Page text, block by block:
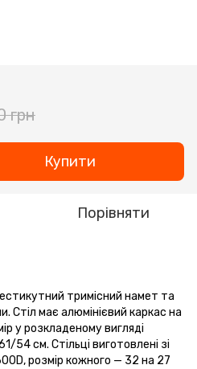
грн
Купити
Порівняти
тримісний намет та
Стіл має алюмінієвий каркас на
у розкладеному вигляді
54 см. Стільці виготовлені зі
розмір кожного — 32 на 27